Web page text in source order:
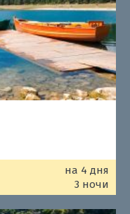
на 4 дня
3 ночи